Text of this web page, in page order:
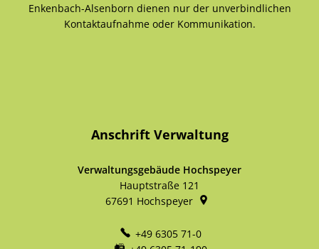
Enkenbach-Alsenborn dienen nur der unverbindlichen
Kontaktaufnahme oder Kommunikation.
Anschrift Verwaltung
Verwaltungsgebäude Hochspeyer
Hauptstraße 121
67691 Hochspeyer
+49 6305 71-0